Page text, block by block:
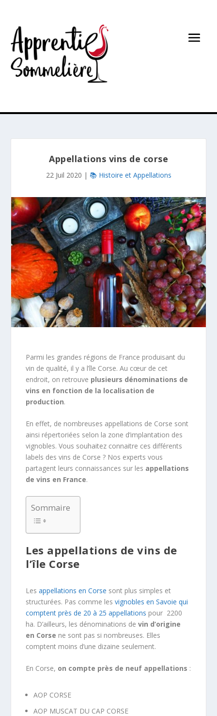
Appellations vins de corse
22 Juil 2020 | 📚 Histoire et Appellations
Parmi les grandes régions de France produisant du
vin de qualité, il y a l’île Corse. Au cœur de cet
endroit, on retrouve plusieurs dénominations de
vins en fonction de la localisation de
production.
En effet, de nombreuses appellations de Corse sont
ainsi répertoriées selon la zone d’implantation des
vignobles. Vous souhaitez connaitre ces différents
labels des vins de Corse ? Nos experts vous
partagent leurs connaissances sur les appellations
de vins en France.
Sommaire
Les appellations de vins de
l’île Corse
Lesappellations en Corse sont plus simples et
structurées. Pas comme lesvignobles en Savoie qui
comptent près de 20 à 25 appellations pour 2200
ha. D’ailleurs, les dénominations devin d’origine
en Corse ne sont pas si nombreuses. Elles
comptent moins d’une dizaine seulement.
En Corse, on compte près de neuf appellations :
AOP CORSE
AOP MUSCAT DU CAP CORSE